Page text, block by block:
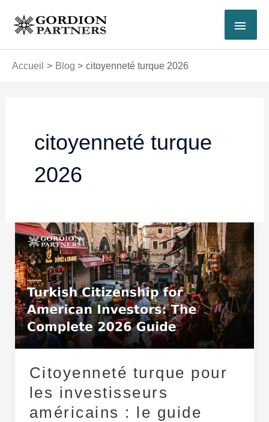
contenu
Accueil Blog citoyenneté turque 2026
citoyenneté turque
2026
Citoyenneté turque pour
les investisseurs
américains : le guide
Citoyenneté
turque
pour
les
investisseurs
américains
:
le
guide
complet
2026